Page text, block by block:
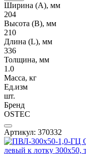
Ширина (А), мм
204
Высота (В), мм
210
Длина (L), мм
336
Толщина, мм
1.0
Масса, кг
Ед.изм
шт.
Бренд
OSTEC
Артикул: 370332